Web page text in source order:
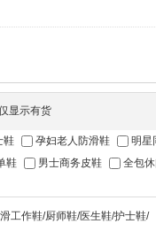
显示有货
鞋 孕妇老人防滑鞋 明星
鞋 男士商务皮鞋 全包
工作鞋/厨师鞋/医生鞋/护士鞋/